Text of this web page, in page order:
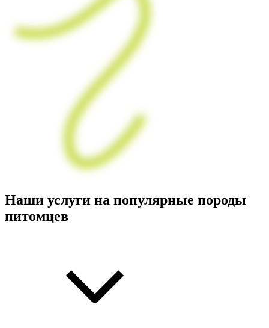
Наши услуги на популярные породы
питомцев